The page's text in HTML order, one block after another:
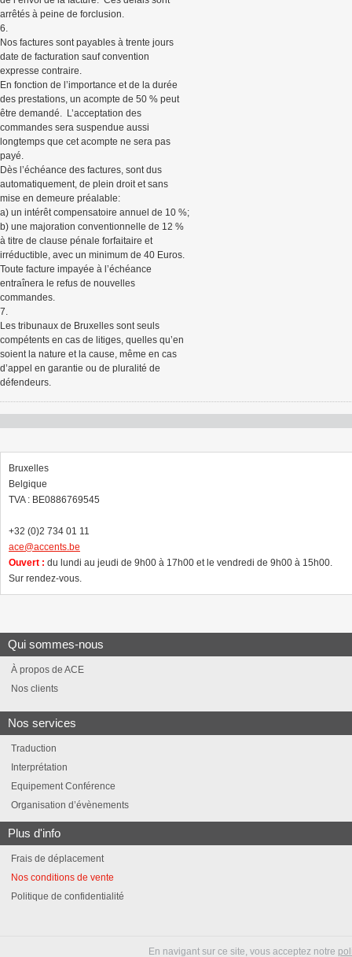
Bruxelles
Belgique
TVA : BE0886769545
+32 (0)2 734 01 11
ace@accents.be
Ouvert : du lundi au jeudi de 9h00 à 17h00 et le vendredi de 9h00 à 15h00.
Sur rendez-vous.
arrêtés à peine de forclusion.
6.
Nos factures sont payables à trente jours
date de facturation sauf convention
expresse contraire.
En fonction de l’importance et de la durée
des prestations, un acompte de 50 % peut
être demandé. L’acceptation des
commandes sera suspendue aussi
longtemps que cet acompte ne sera pas
payé.
Dès l’échéance des factures, sont dus
automatiquement, de plein droit et sans
mise en demeure préalable:
a) un intérêt compensatoire annuel de 10 %;
b) une majoration conventionnelle de 12 %
à titre de clause pénale forfaitaire et
irréductible, avec un minimum de 40 Euros.
Toute facture impayée à l’échéance
entraînera le refus de nouvelles
commandes.
7.
Les tribunaux de Bruxelles sont seuls
compétents en cas de litiges, quelles qu’en
soient la nature et la cause, même en cas
d’appel en garantie ou de pluralité de
défendeurs.
Qui sommes-nous
À propos de ACE
Nos clients
Nos services
Traduction
Interprétation
Equipement Conférence
Organisation d’évènements
Plus d'info
Frais de déplacement
Nos conditions de vente
Politique de confidentialité
En navigant sur ce site, vous acceptez notre